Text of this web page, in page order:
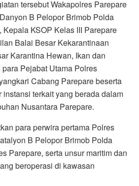
tersebut Wakapolres Parepare
B Pelopor Brimob Polda
KSOP Kelas III Parepare
Balai Besar Kekarantinaan
Karantina Hewan, Ikan dan
Pejabat Utama Polres
Cabang Parepare beserta
instansi terkait yang berada dalam
Nusantara Parepare.
para perwira pertama Polres
B Pelopor Brimob Polda
Parepare, serta unsur maritim dan
beroperasi di kawasan